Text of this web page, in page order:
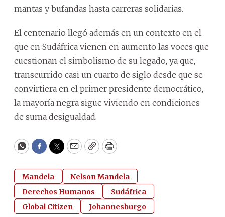
mantas y bufandas hasta carreras solidarias.
El centenario llegó además en un contexto en el
que en Sudáfrica vienen en aumento las voces que
cuestionan el simbolismo de su legado, ya que,
transcurrido casi un cuarto de siglo desde que se
convirtiera en el primer presidente democrático,
la mayoría negra sigue viviendo en condiciones
de suma desigualdad.
WhatsApp
Facebook
Twitter
EmailCopyPrint
Mandela
Nelson Mandela
Derechos Humanos
Sudáfrica
Global Citizen
Johannesburgo